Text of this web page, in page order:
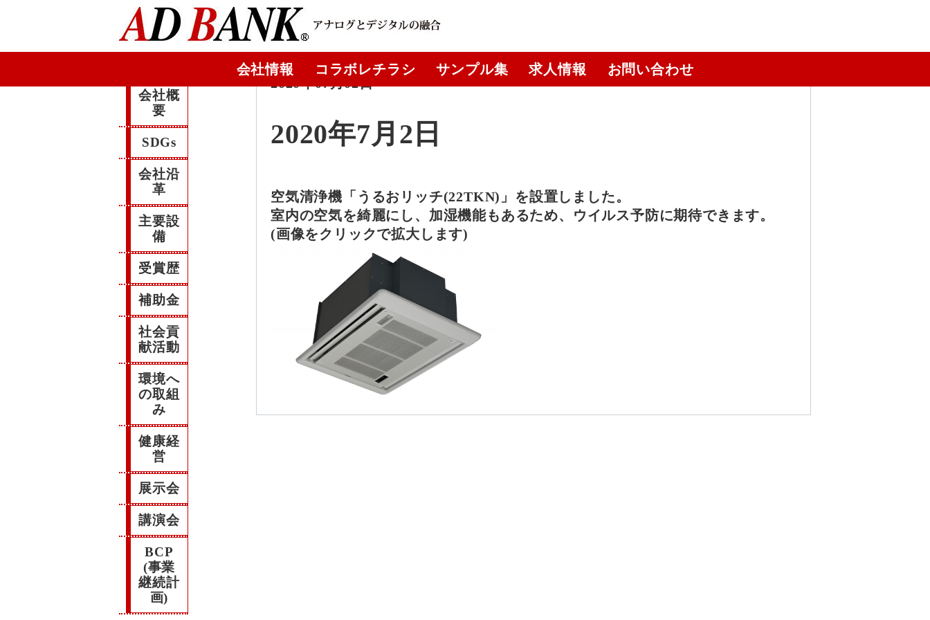
会社情報 コラボレチラシ サンプル集 求人情報 お問い合わせ
会社概
要
SDGs
会社沿
革
主要設
備
受賞歴
補助金
社会貢
献活動
環境へ
の取組
み
健康経
営
展示会
講演会
BCP
(事業
継続計
画)
2020年07月02日
2020年7月2日
空気清浄機「うるおリッチ(22TKN)」を設置しました。
室内の空気を綺麗にし、加湿機能もあるため、ウイルス予防に期待できます。
(画像をクリックで拡大します)